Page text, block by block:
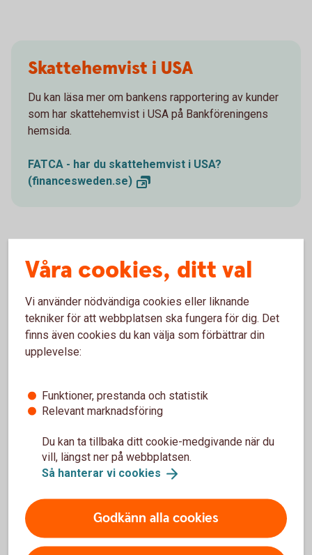
Skattehemvist i USA
Du kan läsa mer om bankens rapportering av kunder
som har skattehemvist i USA på Bankföreningens
hemsida.
FATCA - har du skattehemvist i USA?
(financesweden.se)
Skattehemvist i annat land än
Sverige eller USA
Du kan läsa mer om bankens rapportering av kunder
som har skattehemvist i annat land än Sverige eller
USA på Bankföreningens hemsida.
CRS - Skatterättslig hemvist i annat land
(financesweden.se)
Våra cookies, ditt val
Vi använder nödvändiga cookies eller liknande
tekniker för att webbplatsen ska fungera för dig. Det
finns även cookies du kan välja som förbättrar din
upplevelse:
Funktioner, prestanda och statistik
Relevant marknadsföring
Du kan ta tillbaka ditt cookie-medgivande när du
vill, längst ner på webbplatsen.
Så hanterar vi cookies
Godkänn alla cookies